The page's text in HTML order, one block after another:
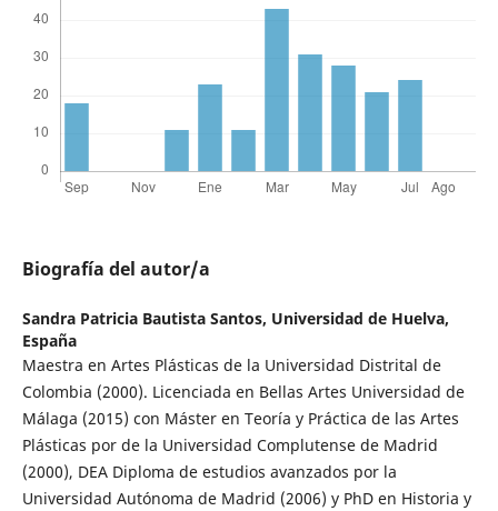
Biografía del autor/a
Sandra Patricia Bautista Santos, Universidad de Huelva,
España
Maestra en Artes Plásticas de la Universidad Distrital de
Colombia (2000). Licenciada en Bellas Artes Universidad de
Málaga (2015) con Máster en Teoría y Práctica de las Artes
Plásticas por de la Universidad Complutense de Madrid
(2000), DEA Diploma de estudios avanzados por la
Universidad Autónoma de Madrid (2006) y PhD en Historia y